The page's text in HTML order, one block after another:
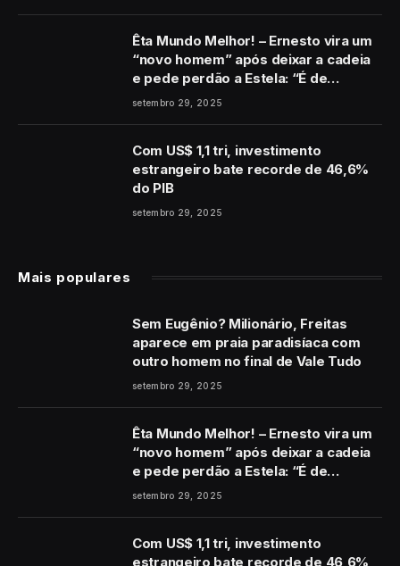
Êta Mundo Melhor! – Ernesto vira um
“novo homem” após deixar a cadeia
e pede perdão a Estela: “É de
coração”
setembro 29, 2025
Com US$ 1,1 tri, investimento
estrangeiro bate recorde de 46,6%
do PIB
setembro 29, 2025
Mais populares
Sem Eugênio? Milionário, Freitas
aparece em praia paradisíaca com
outro homem no final de Vale Tudo
setembro 29, 2025
Êta Mundo Melhor! – Ernesto vira um
“novo homem” após deixar a cadeia
e pede perdão a Estela: “É de
coração”
setembro 29, 2025
Com US$ 1,1 tri, investimento
estrangeiro bate recorde de 46,6%